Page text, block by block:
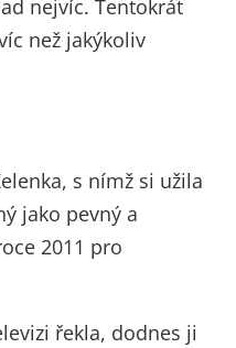
nejvíc. Tentokrát
než jakýkoliv
s nímž si užila
jako pevný a
2011 pro
řekla, dodnes ji